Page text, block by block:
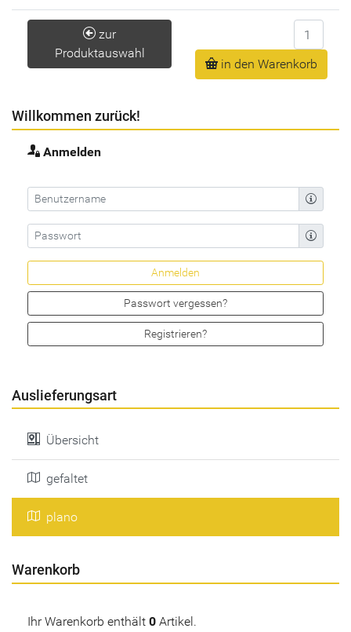
zur
Produktauswahl
Anzahl
in den Warenkorb
Willkommen zurück!
Anmelden
Passwort vergessen?
Registrieren?
Auslieferungsart
Übersicht
gefaltet
plano
Warenkorb
Ihr Warenkorb enthält 0 Artikel.